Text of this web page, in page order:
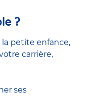
?
la petite enfance,
carrière,
ses